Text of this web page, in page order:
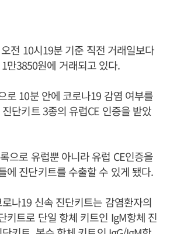
전 10시19분 기준 직전 거래일보다
만3850원에 거래되고 있다.
로 10분 안에 코로나19 감염 여부를
단키트 3종의 유럽CE 인증을 받았
으로 유럽뿐 아니라 유럽 CE인증을
에 진단키트를 수출할 수 있게 됐다.
나19 신속 진단키트는 감염환자의
키트로 단일 항체 키트인 IgM항체 진